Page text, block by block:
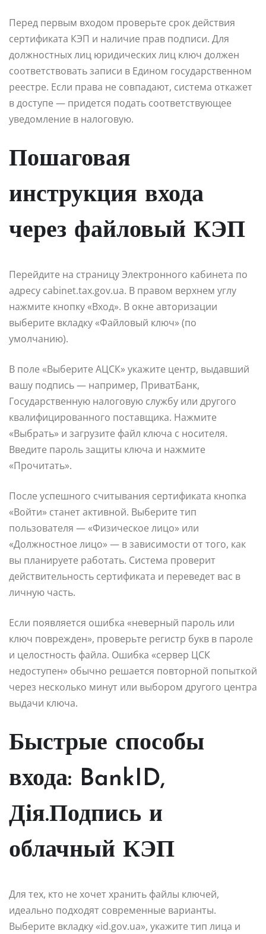
Перед первым входом проверьте срок действия
сертификата КЭП и наличие прав подписи. Для
должностных лиц юридических лиц ключ должен
соответствовать записи в Едином государственном
реестре. Если права не совпадают, система откажет
в доступе — придется подать соответствующее
уведомление в налоговую.
Пошаговая
инструкция входа
через файловый КЭП
Перейдите на страницу Электронного кабинета по
адресу cabinet.tax.gov.ua. В правом верхнем углу
нажмите кнопку «Вход». В окне авторизации
выберите вкладку «Файловый ключ» (по
умолчанию).
В поле «Выберите АЦСК» укажите центр, выдавший
вашу подпись — например, ПриватБанк,
Государственную налоговую службу или другого
квалифицированного поставщика. Нажмите
«Выбрать» и загрузите файл ключа с носителя.
Введите пароль защиты ключа и нажмите
«Прочитать».
После успешного считывания сертификата кнопка
«Войти» станет активной. Выберите тип
пользователя — «Физическое лицо» или
«Должностное лицо» — в зависимости от того, как
вы планируете работать. Система проверит
действительность сертификата и переведет вас в
личную часть.
Если появляется ошибка «неверный пароль или
ключ поврежден», проверьте регистр букв в пароле
и целостность файла. Ошибка «сервер ЦСК
недоступен» обычно решается повторной попыткой
через несколько минут или выбором другого центра
выдачи ключа.
Быстрые способы
входа: BankID,
Дія.Подпись и
облачный КЭП
Для тех, кто не хочет хранить файлы ключей,
идеально подходят современные варианты.
Выберите вкладку «id.gov.ua», укажите тип лица и